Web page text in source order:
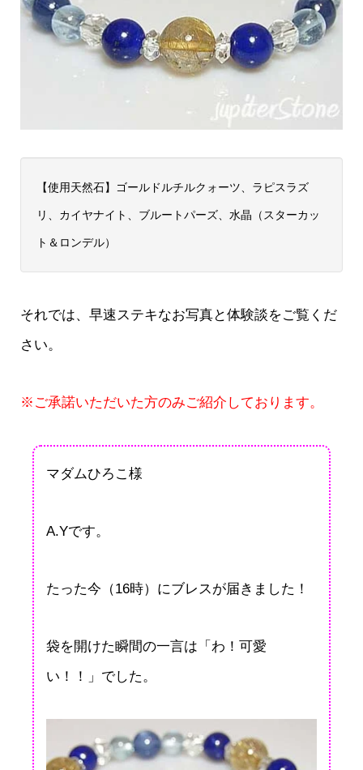
【使用天然石】ゴールドルチルクォーツ、ラピスラズ
リ、カイヤナイト、ブルートパーズ、水晶（スターカッ
ト＆ロンデル）
それでは、早速ステキなお写真と体験談をご覧くだ
さい。
※ご承諾いただいた方のみご紹介しております。
マダムひろこ様
A.Yです。
たった今（16時）にブレスが届きました！
袋を開けた瞬間の一言は「わ！可愛
い！！」でした。